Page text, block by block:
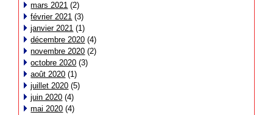
mars 2021 (2)
février 2021 (3)
janvier 2021 (1)
décembre 2020 (4)
novembre 2020 (2)
octobre 2020 (3)
août 2020 (1)
juillet 2020 (5)
juin 2020 (4)
mai 2020 (4)